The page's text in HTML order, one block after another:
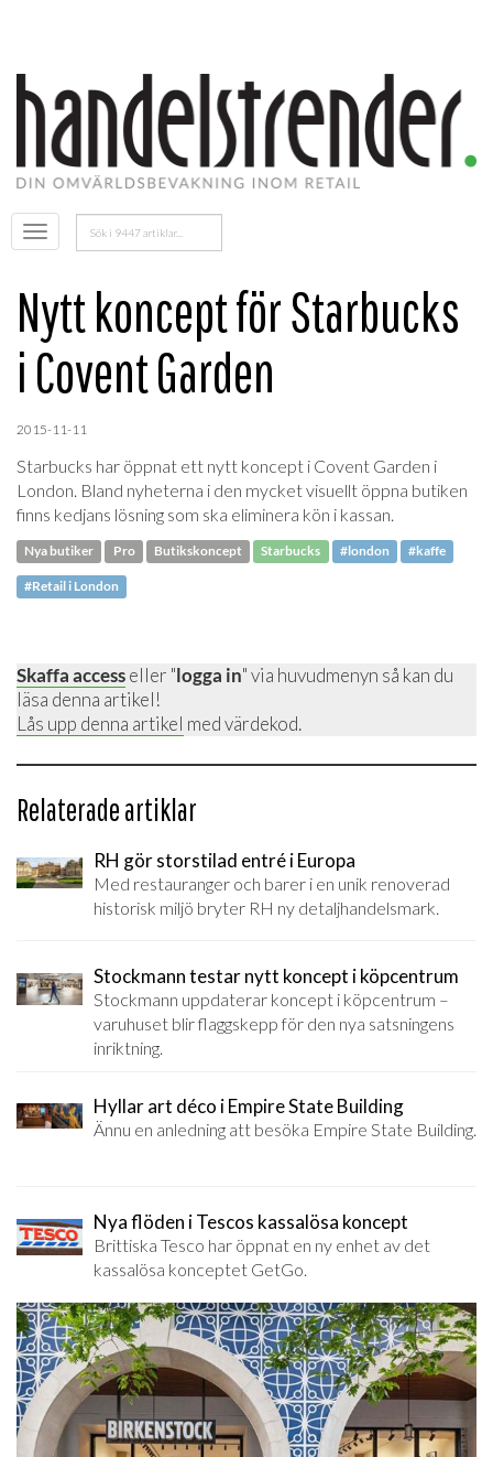
Öppna
menyn
Sök
efter:
Nytt koncept för Starbucks
i Covent Garden
2015-11-11
Starbucks har öppnat ett nytt koncept i Covent Garden i
London. Bland nyheterna i den mycket visuellt öppna butiken
finns kedjans lösning som ska eliminera kön i kassan.
Nya butiker Pro Butikskoncept Starbucks #london #kaffe
#Retail i London
Skaffa accesseller "logga in" via huvudmenyn så kan du
läsa denna artikel!
Lås upp denna artikel med värdekod.
Relaterade artiklar
RH gör storstilad entré i Europa
Med restauranger och barer i en unik renoverad
historisk miljö bryter RH ny detaljhandelsmark.
Stockmann testar nytt koncept i köpcentrum
Stockmann uppdaterar koncept i köpcentrum –
varuhuset blir flaggskepp för den nya satsningens
inriktning.
Hyllar art déco i Empire State Building
Ännu en anledning att besöka Empire State Building.
Nya flöden i Tescos kassalösa koncept
Brittiska Tesco har öppnat en ny enhet av det
kassalösa konceptet GetGo.